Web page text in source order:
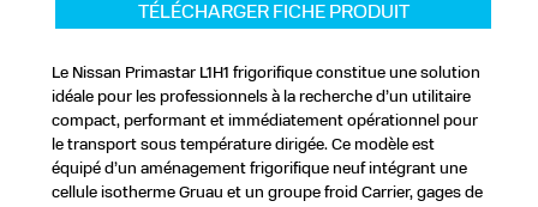
TÉLÉCHARGER FICHE PRODUIT
Le Nissan Primastar L1H1 frigorifique constitue une solution
idéale pour les professionnels à la recherche d’un utilitaire
compact, performant et immédiatement opérationnel pour
le transport sous température dirigée. Ce modèle est
équipé d’un aménagement frigorifique neuf intégrant une
cellule isotherme Gruau et un groupe froid Carrier, gages de